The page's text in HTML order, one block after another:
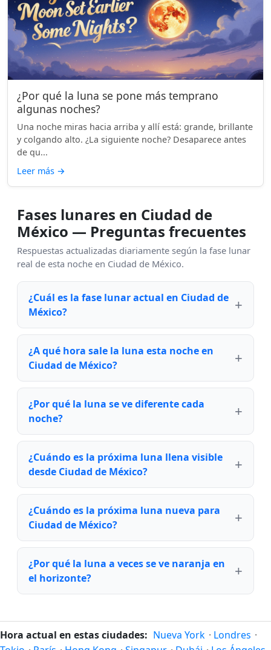
¿Por qué la luna se pone más temprano
algunas noches?
Una noche miras hacia arriba y allí está: grande, brillante
y colgando alto. ¿La siguiente noche? Desaparece antes
de qu...
Leer más →
Fases lunares en Ciudad de
México — Preguntas frecuentes
Respuestas actualizadas diariamente según la fase lunar
real de esta noche en Ciudad de México.
¿Cuál es la fase lunar actual en Ciudad de
México?
¿A qué hora sale la luna esta noche en
Ciudad de México?
¿Por qué la luna se ve diferente cada
noche?
¿Cuándo es la próxima luna llena visible
desde Ciudad de México?
¿Cuándo es la próxima luna nueva para
Ciudad de México?
¿Por qué la luna a veces se ve naranja en
el horizonte?
Hora actual en estas ciudades: Nueva York · Londres ·